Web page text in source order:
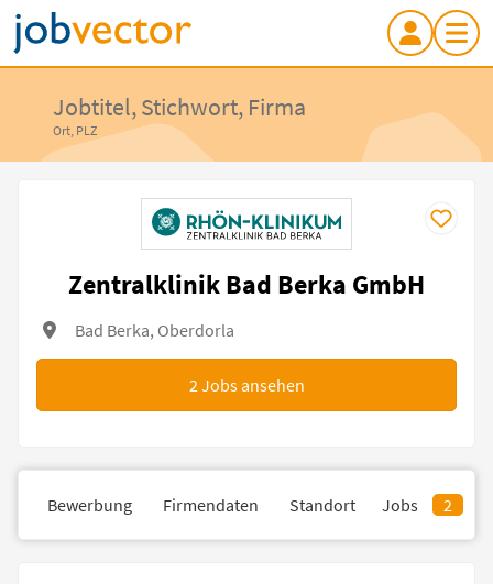
Jobtitel, Stichwort, Firma
Ort, PLZ
Zentralklinik Bad Berka GmbH
Bad Berka, Oberdorla
2Jobs ansehen
Bewerbung Firmendaten Standort Jobs 2